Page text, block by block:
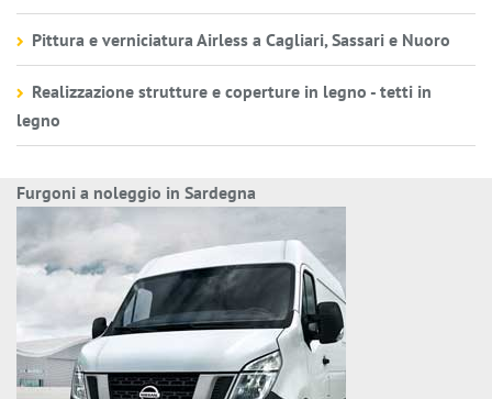
Pittura e verniciatura Airless a Cagliari, Sassari e Nuoro
Realizzazione strutture e coperture in legno - tetti in
legno
Furgoni a noleggio in Sardegna